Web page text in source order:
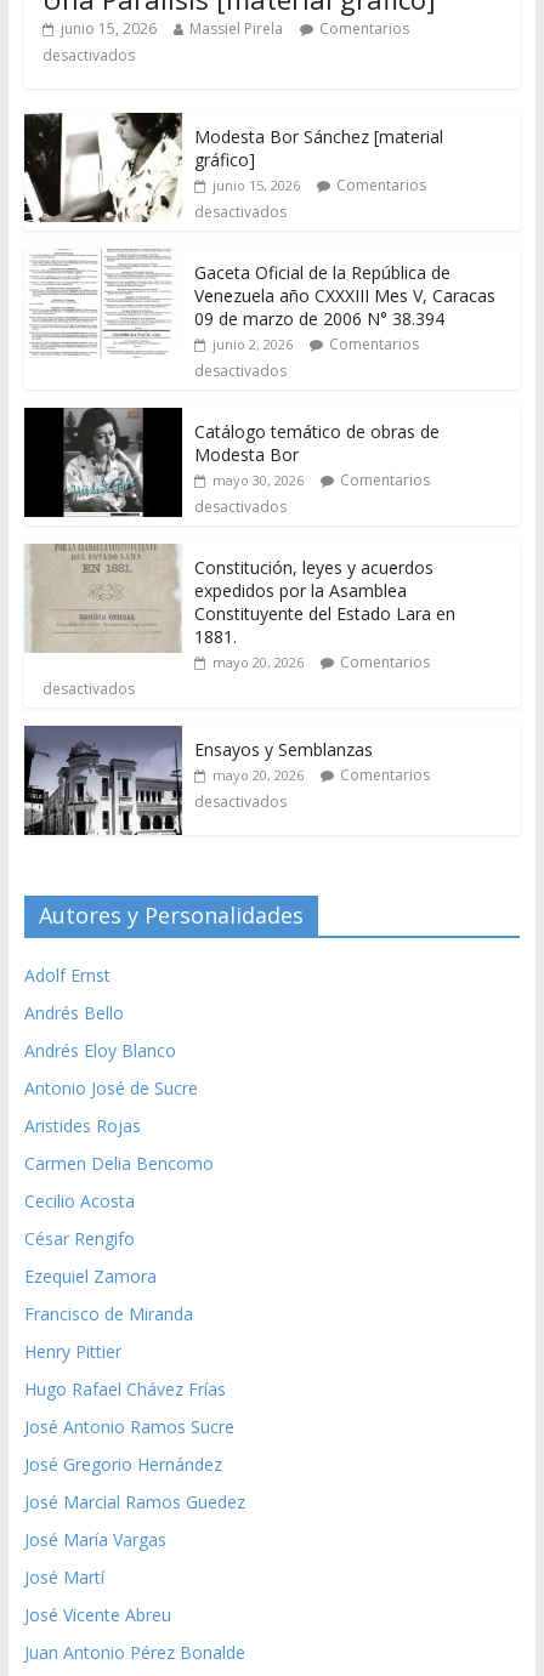
junio 15, 2026 Massiel Pirela
Comentarios
desactivados
Modesta Bor Sánchez [material
gráfico]
junio 15, 2026
Comentarios
desactivados
Gaceta Oficial de la República de
Venezuela año CXXXIII Mes V, Caracas
09 de marzo de 2006 N° 38.394
junio 2, 2026
Comentarios
desactivados
Catálogo temático de obras de
Modesta Bor
mayo 30, 2026
Comentarios
desactivados
Constitución, leyes y acuerdos
expedidos por la Asamblea
Constituyente del Estado Lara en
1881.
mayo 20, 2026
Comentarios
desactivados
Ensayos y Semblanzas
mayo 20, 2026
Comentarios
desactivados
Autores y Personalidades
Adolf Ernst
Andrés Bello
Andrés Eloy Blanco
Antonio José de Sucre
Aristides Rojas
Carmen Delia Bencomo
Cecilio Acosta
César Rengifo
Ezequiel Zamora
Francisco de Miranda
Henry Pittier
Hugo Rafael Chávez Frías
José Antonio Ramos Sucre
José Gregorio Hernández
José Marcial Ramos Guedez
José María Vargas
José Martí
José Vicente Abreu
Juan Antonio Pérez Bonalde